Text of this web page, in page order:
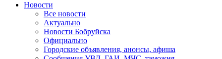
Новости
Все новости
Актуально
Новости Бобруйска
Официально
Городские объявления, анонсы, афиша